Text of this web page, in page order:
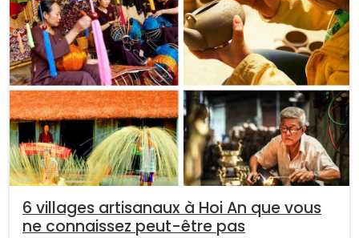
6 villages artisanaux à Hoi An que vous
ne connaissez peut-être pas